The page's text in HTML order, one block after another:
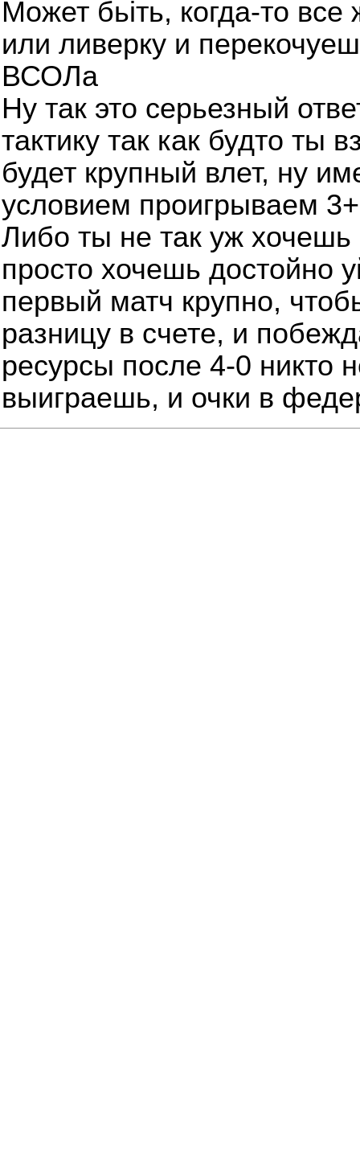
Может бьіть, когда-то
или ливерку и
ВСОЛа
Ну так это серьезный
тактику так как будто ты
будет крупный влет, ну
условием проигрываем
Либо ты не так уж
просто хочешь достойно
первый матч крупно,
разницу в счете, и
ресурсы после 4-0 никто
выиграешь, и очки в